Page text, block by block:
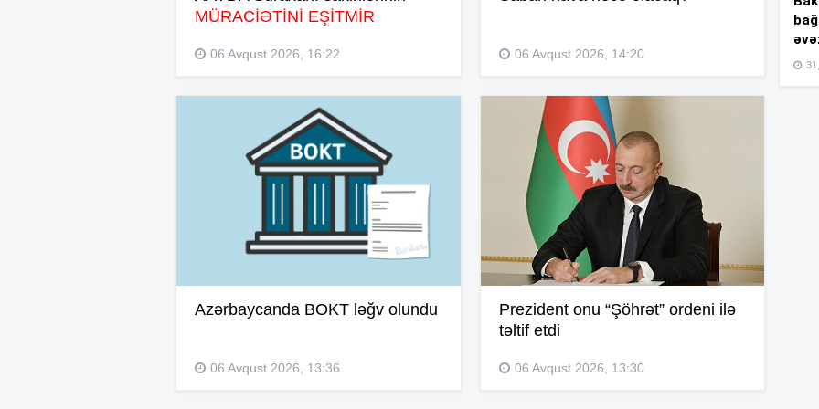
MÜRACİƏTİNİ EŞİTMİR
06 Avqust 2026, 16:22 06 Avqust 2026, 14:20
Azərbaycanda BOKT ləğv olundu
06 Avqust 2026, 13:36
Prezident onu “Şöhrət” ordeni ilə
təltif etdi
06 Avqust 2026, 13:30